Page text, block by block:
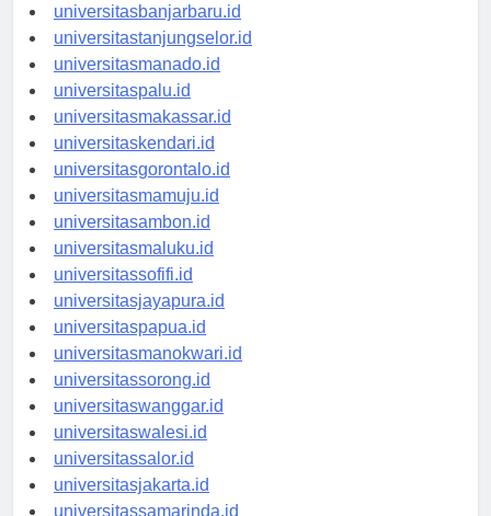
universitaspalangkaraya.id
universitasbanjarbaru.id
universitastanjungselor.id
universitasmanado.id
universitaspalu.id
universitasmakassar.id
universitaskendari.id
universitasgorontalo.id
universitasmamuju.id
universitasambon.id
universitasmaluku.id
universitassofifi.id
universitasjayapura.id
universitaspapua.id
universitasmanokwari.id
universitassorong.id
universitaswanggar.id
universitaswalesi.id
universitassalor.id
universitasjakarta.id